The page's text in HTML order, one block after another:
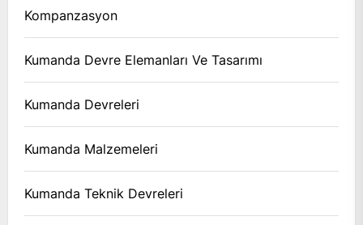
Kompanzasyon
Kumanda Devre Elemanları Ve Tasarımı
Kumanda Devreleri
Kumanda Malzemeleri
Kumanda Teknik Devreleri